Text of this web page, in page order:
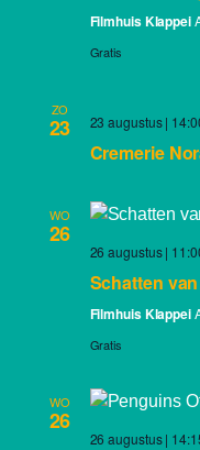
Filmhuis Klappei
Gratis
ZO
23 23 augustus |
Cremerie
WO
26
26 augustus |
Schatten
Filmhuis Klappei
Gratis
WO
26
26 augustus |